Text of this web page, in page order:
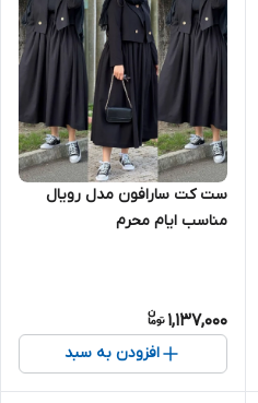
ست کت سارافون مدل رویال
مناسب ایام محرم
1,137,000
افزودن به سبد